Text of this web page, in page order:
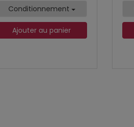
Conditionnement
Ajouter au panier